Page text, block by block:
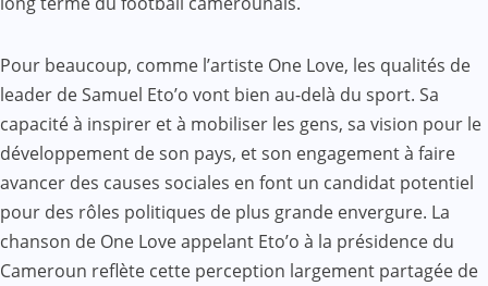
Pour beaucoup, comme l’artiste One Love, les qualités de
leader de Samuel Eto’o vont bien au-delà du sport. Sa
capacité à inspirer et à mobiliser les gens, sa vision pour le
développement de son pays, et son engagement à faire
avancer des causes sociales en font un candidat potentiel
pour des rôles politiques de plus grande envergure. La
chanson de One Love appelant Eto’o à la présidence du
Cameroun reflète cette perception largement partagée de